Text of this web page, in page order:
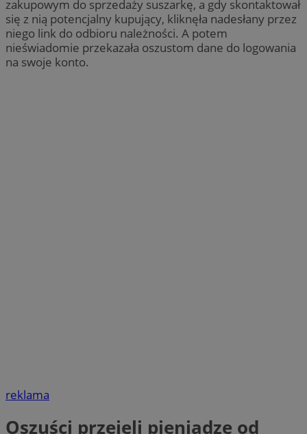
zakupowym do sprzedaży suszarkę, a gdy skontaktował
się z nią potencjalny kupujący, kliknęła nadesłany przez
niego link do odbioru należności. A potem
nieświadomie przekazała oszustom dane do logowania
na swoje konto.
reklama
Oszuści przejęli pieniądze od